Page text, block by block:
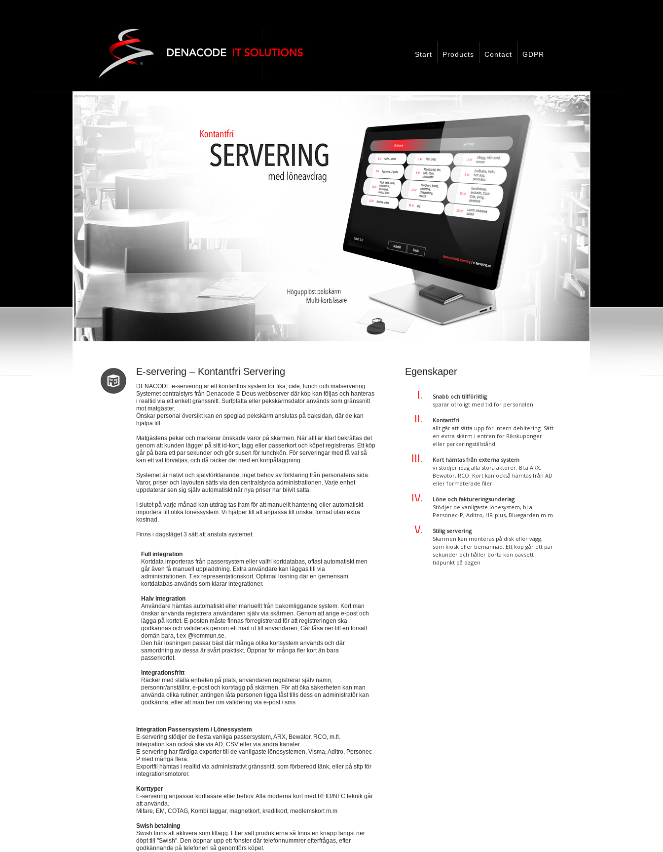
Start Products Contact GDPR
E-servering – Kontantfri Servering
DENACODE e-servering är ett kontantlös system för fika, cafe, lunch och matservering.
Systemet centralstyrs från Denacode © Deus webbserver där köp kan följas och hanteras
i realtid via ett enkelt gränssnitt. Surfplatta eller pekskärmsdator används som gränssnitt
mot matgäster.
Önskar personal översikt kan en speglad pekskärm anslutas på baksidan, där de kan
hjälpa till.
Matgästens pekar och markerar önskade varor på skärmen. När allt är klart bekräftas det
genom att kunden lägger på sitt id-kort, tagg eller passerkort och köpet registreras. Ett köp
går på bara ett par sekunder och gör susen för lunchkön. För serveringar med få val så
kan ett val förväljas, och då räcker det med en kortpåläggning.
Systemet är nativt och självförklarande, inget behov av förklaring från personalens sida.
Varor, priser och layouten sätts via den centralstyrda administrationen. Varje enhet
uppdaterar sen sig själv automatiskt när nya priser har blivit satta.
I slutet på varje månad kan utdrag tas fram för att manuellt hantering eller automatiskt
importera till olika lönessystem. Vi hjälper till att anpassa till önskat format utan extra
kostnad.
Finns i dagsläget 3 sätt att ansluta systemet:
Full integration
Kortdata importeras från passersystem eller valfri kortdatabas, oftast automatiskt men
går även få manuell uppladdning. Extra användare kan läggas till via
administrationen. T.ex representationskort. Optimal lösning där en gemensam
kortdatabas används som klarar integrationer.
Halv integration
Användare hämtas automatiskt eller manuellt från bakomliggande system. Kort man
önskar använda registrera användaren själv via skärmen. Genom att ange e-post och
lägga på kortet. E-posten måste finnas förregistrerad för att registreringen ska
godkännas och valideras genom ett mail ut till användaren, Går låsa ner till en försatt
domän bara, t.ex @kommun.se.
Den här lösningen passar bäst där många olika kortsystem används och där
samordning av dessa är svårt praktiskt. Öppnar för många fler kort än bara
passerkortet.
Integrationsfritt
Räcker med ställa enheten på plats, användaren registrerar själv namn,
personnr/anställnr, e-post och kort/tagg på skärmen. För att öka säkerheten kan man
använda olika rutiner, antingen låta personen ligga låst tills dess en administratör kan
godkänna, eller att man ber om validering via e-post / sms.
Integration Passersystem / Lönessystem
E-servering stödjer de flesta vanliga passersystem, ARX, Bewator, RCO, m.fl.
Integration kan också ske via AD, CSV eller via andra kanaler.
E-servering har färdiga exporter till de vanligaste lönesystemen, Visma, Aditro, Personec-
P med många flera.
Exportfil hämtas i realtid via administrativt gränssnitt, som förberedd länk, eller på sftp för
integrationsmotorer.
Korttyper
E-servering anpassar kortläsare efter behov. Alla moderna kort med RFID/NFC teknik går
att använda.
Mifare, EM, COTAG, Kombi taggar, magnetkort, kreditkort, medlemskort m.m
Swish betalning
Swish finns att aktivera som tillägg. Efter valt produkterna så finns en knapp längst ner
döpt till "Swish". Den öppnar upp ett fönster där telefonnummrer efterfrågas, efter
godkännande på telefonen så genomförs köpet.
Egenskaper
Snabb och tillförlitlig
sparar otroligt med tid för personalen
Kontantfri
allt går att sätta upp för intern debitering. Sätt
en extra skärm i entren för Rikskuponger
eller parkeringstillstånd
Kort hämtas från externa system
vi stödjer idag alla stora aktörer. Bl.a ARX,
Bewator, RCO. Kort kan också hämtas från AD
eller formaterade filer
Löne och faktureringsunderlag
Stödjer de vanligaste lönesystem, bl.a
Personec-P, Aditro, HR-plus, Bluegarden m.m.
Stilig servering
Skärmen kan monteras på disk eller vägg,
som kiosk eller bemannad. Ett köp går ett par
sekunder och håller borta kön oavsett
tidpunkt på dagen